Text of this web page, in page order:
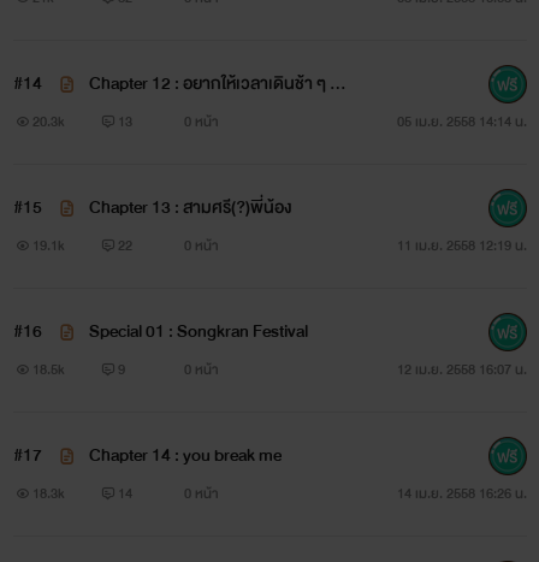
...เพื่อนตาย...
...เพื่อน ‘รัก’…
คำว่า ‘เพื่อน’ ในภาษาอังกฤษ ‘Friend’
แล้วถ้าเกิดเพื่อนรักเพื่อนละ ?
#14
Chapter 12 : อยากให้เวลาเดินช้า ๆ ขอเ
วลาสักหน่อย
20.3k 13 0 หน้า 05 เม.ย. 2558 14:14 น.
#15 Chapter 13 : สามศรี(?)พี่น้อง
19.1k 22 0 หน้า 11 เม.ย. 2558 12:19 น.
#16 Special 01 : Songkran Festival
18.5k 9 0 หน้า 12 เม.ย. 2558 16:07 น.
#17 Chapter 14 : you break me
18.3k 14 0 หน้า 14 เม.ย. 2558 16:26 น.